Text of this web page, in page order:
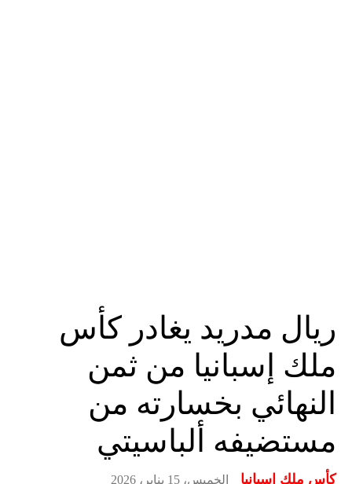
ريال مدريد يغادر كأس
ملك إسبانيا من ثمن
النهائي بخسارته من
مستضيفه ألباسيتي
كأس ملك إسبانيا الخميس، 15 يناير، 2026